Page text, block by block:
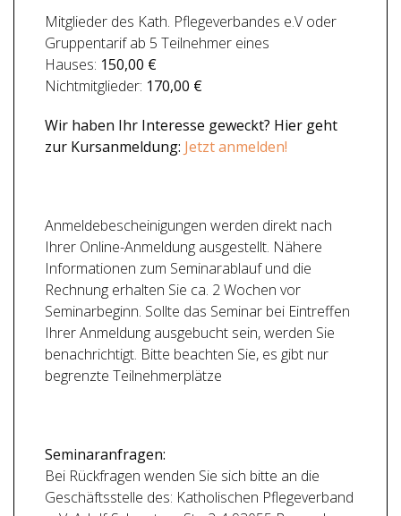
Mitglieder des Kath. Pflegeverbandes e.V oder
Gruppentarif ab 5 Teilnehmer eines
Hauses: 150,00 €
Nichtmitglieder: 170,00 €
Wir haben Ihr Interesse geweckt? Hier geht
zur Kursanmeldung: Jetzt anmelden!
Anmeldebescheinigungen werden direkt nach
Ihrer Online-Anmeldung ausgestellt. Nähere
Informationen zum Seminarablauf und die
Rechnung erhalten Sie ca. 2 Wochen vor
Seminarbeginn. Sollte das Seminar bei Eintreffen
Ihrer Anmeldung ausgebucht sein, werden Sie
benachrichtigt. Bitte beachten Sie, es gibt nur
begrenzte Teilnehmerplätze
Seminaranfragen:
Bei Rückfragen wenden Sie sich bitte an die
Geschäftsstelle des: Katholischen Pflegeverband